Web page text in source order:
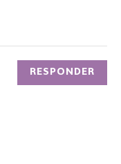
RESPONDER